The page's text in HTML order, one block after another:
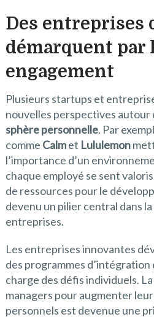
Des entreprises
démarquent par
engagement
Plusieurs startups et
nouvelles perspectives autour
sphère personnelle. Par
comme Calmet Lululemon
l’importance d’un
chaque employé se sent
de ressources pour le
devenu un pilier central dans
entreprises.
Les entreprises innovantes
des programmes d’intégration
charge des défis individuels.
managers pour augmenter
personnels est devenue une